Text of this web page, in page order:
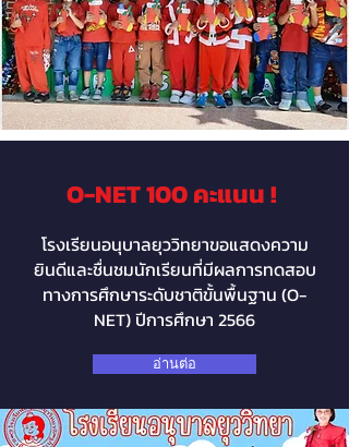
O-NET 100 คะแนน !
โรงเรียนอนุบาลยุววิทยาขอแสดงความ
ยินดีและชื่นชมนักเรียนที่มีผลการทดสอบ
ทางการศึกษาระดับชาติขั้นพื้นฐาน (O-
NET) ปีการศึกษา 2566
อ่านต่อ